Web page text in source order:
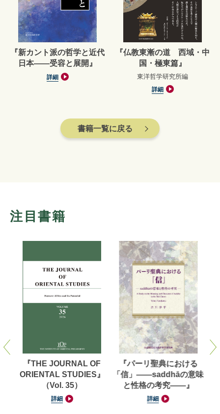
『新カント派の哲学と近代
日本――受容と展開』
詳細
『仏教東漸の道 西域・中
国・極東篇』
東洋哲学研究所編
詳細
書籍一覧に戻る
注目書籍
『THE JOURNAL OF
ORIENTAL STUDIES』
（Vol. 35）
詳細
『パーリ聖典における
「信」——saddhāの意味
と性格の考究——』
詳細